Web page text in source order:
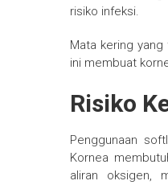
risiko infeksi.
Mata kering
ini membuat
Risiko
Penggunaan
Kornea
aliran oksigen,